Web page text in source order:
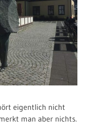
eigentlich nicht
man aber nichts.